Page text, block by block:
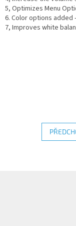
Příslušenství
kamer
5, Optimizes Menu
6. Color options
7, Improves white